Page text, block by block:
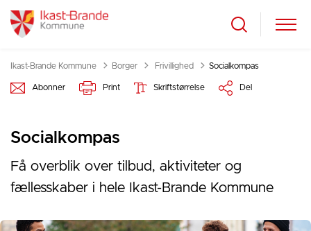
Ikast-Brande Kommune Borger
Tilbage til
Frivillighed Socialkompas
Abonner Print Skriftstørrelse Del
Socialkompas
Få overblik over tilbud, aktiviteter og
fællesskaber i hele Ikast-Brande Kommune